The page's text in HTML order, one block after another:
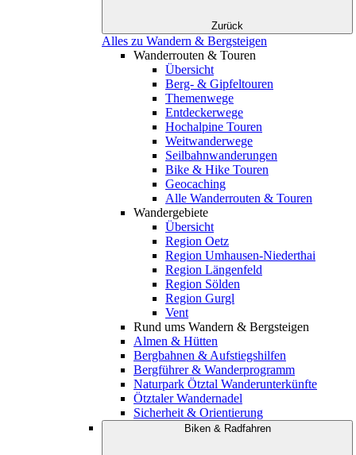
Zurück
Alles zu Wandern & Bergsteigen
Wanderrouten & Touren
Übersicht
Berg- & Gipfeltouren
Themenwege
Entdeckerwege
Hochalpine Touren
Weitwanderwege
Seilbahnwanderungen
Bike & Hike Touren
Geocaching
Alle Wanderrouten & Touren
Wandergebiete
Übersicht
Region Oetz
Region Umhausen-Niederthai
Region Längenfeld
Region Sölden
Region Gurgl
Vent
Rund ums Wandern & Bergsteigen
Almen & Hütten
Bergbahnen & Aufstiegshilfen
Bergführer & Wanderprogramm
Naturpark Ötztal Wanderunterkünfte
Ötztaler Wandernadel
Sicherheit & Orientierung
Biken & Radfahren